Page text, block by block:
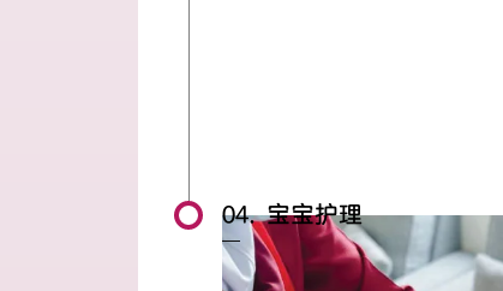
04. 宝宝护理